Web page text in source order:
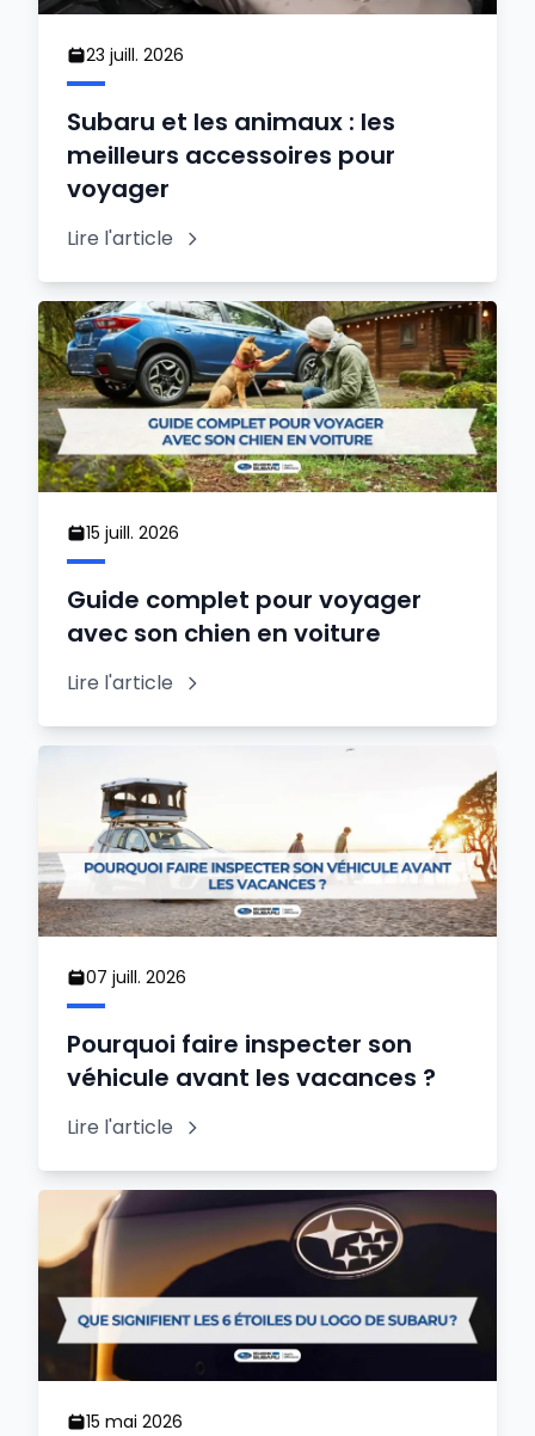
23 juill. 2026
Subaru et les animaux : les
meilleurs accessoires pour
voyager
Lire l'article
15 juill. 2026
Guide complet pour voyager
avec son chien en voiture
Lire l'article
07 juill. 2026
Pourquoi faire inspecter son
véhicule avant les vacances ?
Lire l'article
15 mai 2026